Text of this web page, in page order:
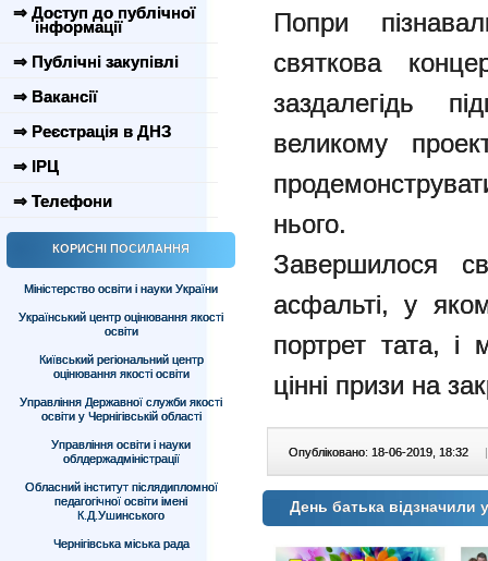
⇒ Доступ до публічної
інформації
⇒ Публічні закупівлі
⇒ Вакансії
⇒ Реєстрація в ДНЗ
⇒ ІРЦ
⇒ Телефони
КОРИСНІ ПОСИЛАННЯ
Міністерство освіти і науки України
Український центр оцінювання якості
освіти
Київський регіональний центр
оцінювання якості освіти
Управління Державної служби якості
освіти у Чернігівській області
Управління освіти і науки
облдержадміністрації
Обласний інститут післядипломної
педагогічної освіти імені
К.Д.Ушинського
Чернігівська міська рада
Попри
святкова
заздалегідь
великому
нього.
Завершилося
асфальті, у
портрет тата, і
цінні призи на
Опубліковано: 18-06-2019, 18:32 |
День батька